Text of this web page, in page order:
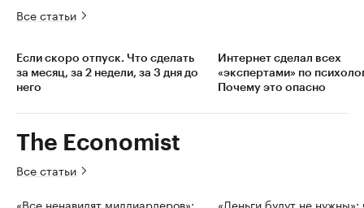
Все статьи
Если скоро отпуск. Что сделать
за месяц, за 2 недели, за 3 дня до
него
Интернет сделал всех
«экспертами» по
Почему это опасно
The Economist
Все статьи
«Все ненавидят миллиардеров»:
«Деньги будут не нужны»: